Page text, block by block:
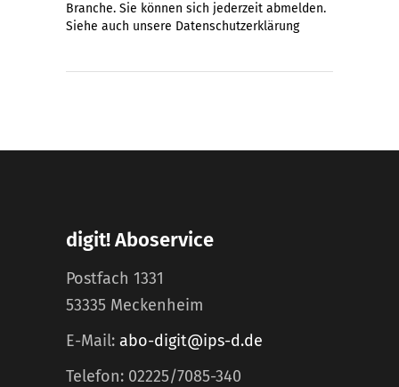
Branche. Sie können sich jederzeit abmelden.
Siehe auch unsere Datenschutzerklärung
digit! Aboservice
Postfach 1331
53335 Meckenheim
E-Mail: abo-digit@ips-d.de
Telefon: 02225/7085-340